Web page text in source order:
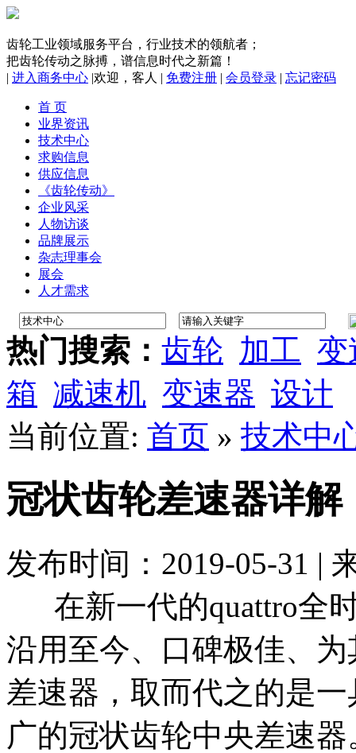
齿轮工业领域服务平台，行业技术的领航者；
把齿轮传动之脉搏，谱信息时代之新篇！
| 进入商务中心 |欢迎， 客人 | 免费注册 | 会员登录 | 忘记密码
首 页
业界资讯
技术中心
求购信息
供应信息
《齿轮传动》
企业风采
人物访谈
品牌展示
杂志理事会
展会
人才需求
热门搜索： 齿轮 加工 变
箱 减速机 变速器 设计
当前位置: 首页 » 技术中
冠状齿轮差速器详解
发布时间：2019-05-31 |
在新一代的quattro全
沿用至今、口碑极佳、
差速器，取而代之的是
广的冠状齿轮中央差速器